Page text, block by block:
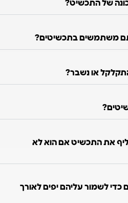
של התכשיט?
משתמשים בתכשיטים?
או נשבר?
את התכשיט אם הוא לא
לשמור עליהם יפים לאורך